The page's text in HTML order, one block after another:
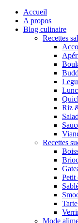
Accueil
A propos
Blog culinaire
Recettes
Riz
Recettes
Petit
Tarte
Mode